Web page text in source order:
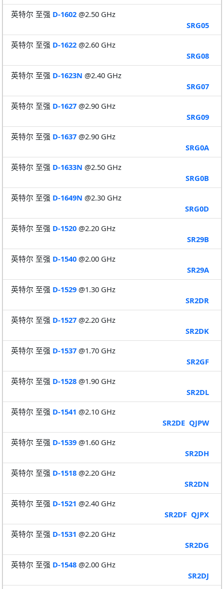
英特尔 至强 D-1602 @2.50 GHz
SRG05
英特尔 至强 D-1622 @2.60 GHz
SRG08
英特尔 至强 D-1623N @2.40 GHz
SRG07
英特尔 至强 D-1627 @2.90 GHz
SRG09
英特尔 至强 D-1637 @2.90 GHz
SRG0A
英特尔 至强 D-1633N @2.50 GHz
SRG0B
英特尔 至强 D-1649N @2.30 GHz
SRG0D
英特尔 至强 D-1520 @2.20 GHz
SR29B
英特尔 至强 D-1540 @2.00 GHz
SR29A
英特尔 至强 D-1529 @1.30 GHz
SR2DR
英特尔 至强 D-1527 @2.20 GHz
SR2DK
英特尔 至强 D-1537 @1.70 GHz
SR2GF
英特尔 至强 D-1528 @1.90 GHz
SR2DL
英特尔 至强 D-1541 @2.10 GHz
SR2DE QJPW
英特尔 至强 D-1539 @1.60 GHz
SR2DH
英特尔 至强 D-1518 @2.20 GHz
SR2DN
英特尔 至强 D-1521 @2.40 GHz
SR2DF QJPX
英特尔 至强 D-1531 @2.20 GHz
SR2DG
英特尔 至强 D-1548 @2.00 GHz
SR2DJ